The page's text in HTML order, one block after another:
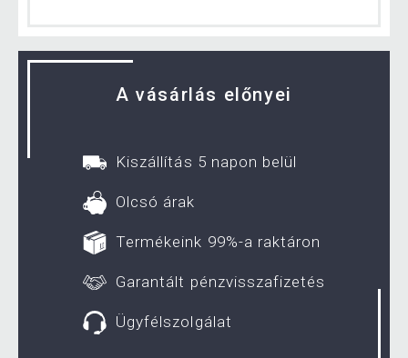
A vásárlás előnyei
Kiszállítás 5 napon belül
Olcsó árak
Termékeink 99%-a raktáron
Garantált pénzvisszafizetés
Ügyfélszolgálat